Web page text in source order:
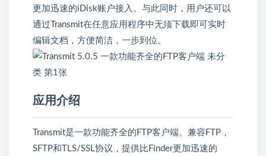
更加迅速的iDisk账户接入。与此同时，用户还可以
通过Transmit在任意应用程序中无须下载即可实时
编辑文档，方便简洁，一步到位。
应用介绍
Transmit是一款功能齐全的FTP客户端。兼容FTP，
SFTP和TLS/SSL协议，提供比Finder更加迅速的